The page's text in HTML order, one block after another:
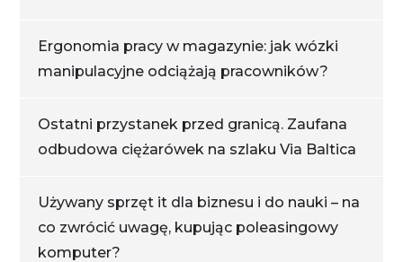
Ergonomia pracy w magazynie: jak wózki
manipulacyjne odciążają pracowników?
Ostatni przystanek przed granicą. Zaufana
odbudowa ciężarówek na szlaku Via Baltica
Używany sprzęt it dla biznesu i do nauki – na
co zwrócić uwagę, kupując poleasingowy
komputer?